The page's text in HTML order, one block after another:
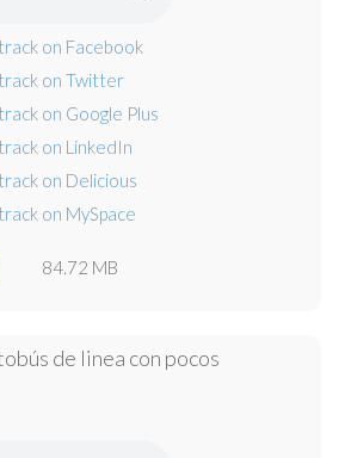
84.72 MB
de linea con pocos